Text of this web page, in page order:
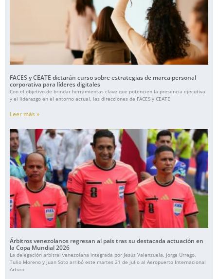
FACES y CEATE dictarán curso sobre estrategias de marca personal
corporativa para líderes digitales
Con el objetivo de brindar herramientas clave que potencien la presencia ejecutiva
y el liderazgo en el entorno actual, las direcciones de FACES y CEATE
Leer más »
Árbitros venezolanos regresan al país tras su destacada actuación en
la Copa Mundial 2026
La delegación arbitral venezolana integrada por Jesús Valenzuela, Jorge Urrego,
Tulio Moreno y Juan Soto arribó este martes 21 de julio al Aeropuerto Internacional
Arturo